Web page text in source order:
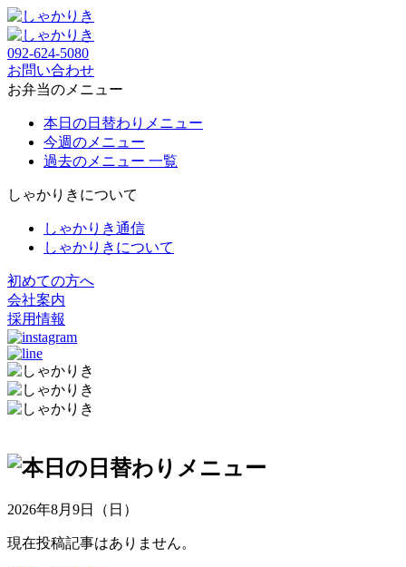
092-624-5080
お問い合わせ
お弁当のメニュー
本日の日替わりメニュー
今週のメニュー
過去のメニュー 一覧
しゃかりきについて
しゃかりき通信
しゃかりきについて
初めての方へ
会社案内
採用情報
2026年8月9日（日）
現在投稿記事はありません。